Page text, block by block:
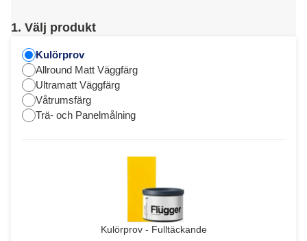
1. Välj produkt
Kulörprov
Allround Matt Väggfärg
Ultramatt Väggfärg
Våtrumsfärg
Trä- och Panelmålning
Kulörprov - Fulltäckande